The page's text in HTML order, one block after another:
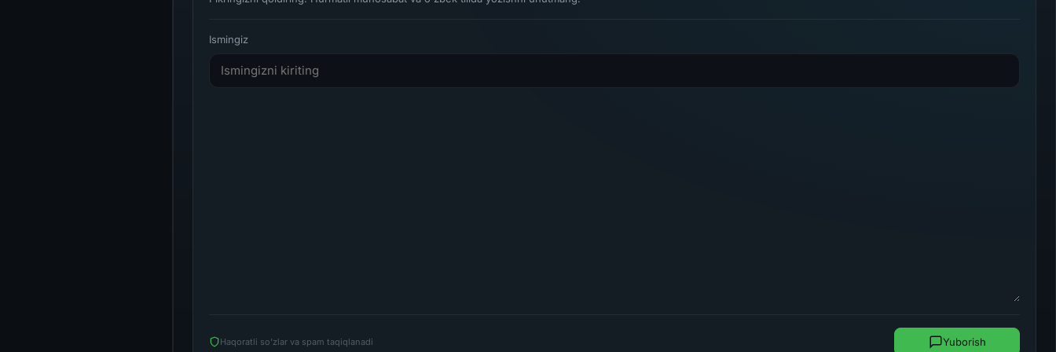
Ismingiz
Haqoratli so'zlar va spam taqiqlanadi Yuborish